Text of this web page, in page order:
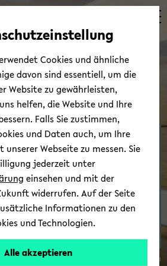
Automatische
vermeiden
zum
wechseln
zum
wechseln
zum
wechseln
Ter­mi­ne/News
© Uni­ver­si­tät Bie­le­feld
Cookies und ähnliche
davon sind essentiell, um die
Website zu gewährleisten,
helfen, die Website und Ihre
Falls Sie zustimmen,
und Daten auch, um Ihre
Webseite zu messen. Sie
jederzeit unter
einsehen und mit der
widerrufen. Auf der Seite
Informationen zu den
und Technologien.
Alle akzeptieren